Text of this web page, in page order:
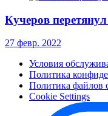
Кучеров
27 февр. 2022
Условия
Политика
Политика файлов
Cookie Settings